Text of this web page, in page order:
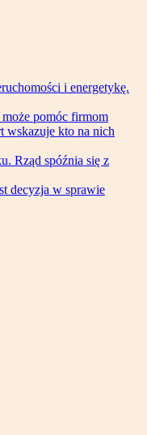
i energetykę.
pomóc firmom
wskazuje kto na nich
Rząd spóźnia się z
decyzja w sprawie